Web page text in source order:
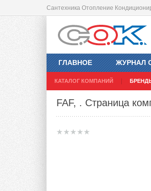
Сантехника Отопление
ГЛАВНОЕ ЖУРНАЛ
КАТАЛОГ КОМПАНИЙ
FAF, . Страница